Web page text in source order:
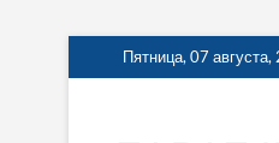
Перейти
к
Пятница, 07 августа,